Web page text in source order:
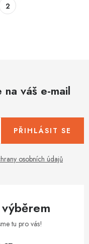
2
váš e-mail
osobních údajů
PŘIHLÁSIT SE
tu pro vás!